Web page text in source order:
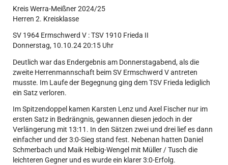
Kreis Werra-Meißner 2024/25
Herren 2. Kreisklasse
SV 1964 Ermschwerd V : TSV 1910 Frieda II
Donnerstag, 10.10.24 20:15 Uhr
Deutlich war das Endergebnis am Donnerstagabend, als die
zweite Herrenmannschaft beim SV Ermschwerd V antreten
musste. Im Laufe der Begegnung ging dem TSV Frieda lediglich
ein Satz verloren.
Im Spitzendoppel kamen Karsten Lenz und Axel Fischer nur im
ersten Satz in Bedrängnis, gewannen diesen jedoch in der
Verlängerung mit 13:11. In den Sätzen zwei und drei lief es dann
einfacher und der 3:0-Sieg stand fest. Nebenan hatten Daniel
Schmerbach und Maik Helbig-Wengel mit Müller / Tusch die
leichteren Gegner und es wurde ein klarer 3:0-Erfolg.